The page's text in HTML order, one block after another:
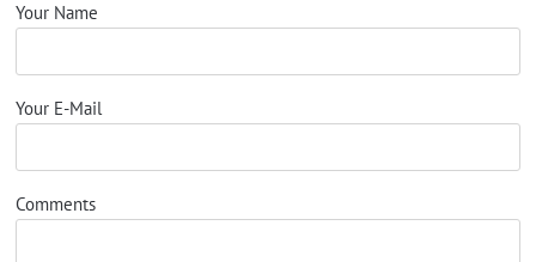
Your Name
Your E-Mail
Comments